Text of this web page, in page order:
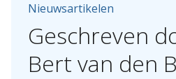
Nieuwsartikelen
Geschreven
Bert van den